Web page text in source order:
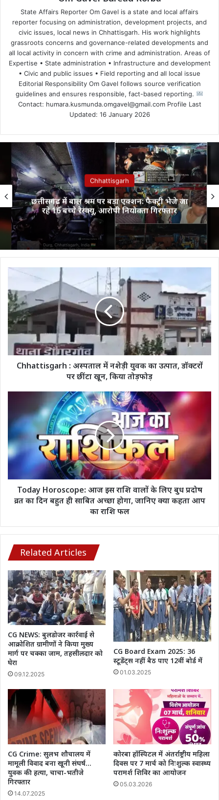
State Affairs Reporter Om Gavel is a state and local affairs
reporter focusing on administration, development projects, and
civic issues, local news in Chhattisgarh. His work highlights
grassroots concerns and governance-related developments and
all local activity in concern with crime and administration. Areas of
Expertise • State administration • Infrastructure and development
• Civic and public issues • Field reporting and all local issue
Editorial Responsibility Om Gavel follows source verification
guidelines and ensures responsible, fact-based reporting.
Contact: humara.kusmunda.omgavel@gmail.com Profile Last
Updated: 16 January 2026
Chhattisgarh
छत्तीसगढ़ में बाल श्रम पर बड़ा एक्शन: फैक्ट्री भेजे जा
रहे 16 बच्चे रेस्क्यू, आरोपी नियोक्ता गिरफ्तार
Chhattisgarh
अस्पताल
में
नशेड़ी
युवक
का
उत्पात,
डॉक्टरों
Chhattisgarh : अस्पताल में नशेड़ी युवक का उत्पात, डॉक्टरों
पर छींटा खून, किया तोड़फोड़
Horoscope:
इस
वालों
के
बुध
प्रदोष
व्रत
बहुत
साबित
अच्छा
होगा,
जानिए
क्या
कहता
आप
का
राशि
फल
Today Horoscope: आज इस राशि वालों के लिए बुध प्रदोष
व्रत का दिन बहुत ही साबित अच्छा होगा, जानिए क्या कहता आप
का राशि फल
Related Articles
CG NEWS: बुलडोजर कार्रवाई से
आक्रोशित ग्रामीणों ने किया मुख्य
मार्ग पर चक्का जाम, तहसीलदार को
घेरा
09.12.2025
CG Board Exam 2025: 36
स्टूडेंट्स नहीं बैठ पाए 12वीं बोर्ड में
01.03.2025
CG Crime: सुलभ शौचालय में
मामूली विवाद बना खूनी संघर्ष…
युवक की हत्या, चाचा-भतीजे
गिरफ्तार
14.07.2025
कोरबा हॉस्पिटल में अंतर्राष्ट्रीय महिला
दिवस पर 7 मार्च को निःशुल्क स्वास्थ्य
परामर्श शिविर का आयोजन
05.03.2026